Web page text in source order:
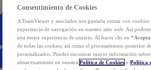
Consentimiento de Cookies
A TeamViewer y asociados nos gustaría contar con
experiencia de navegación en nuestro sitio web. Así
una mejor experiencia de usuario. Al hacer clic en
de todas las cookies, así como el procesamiento posterior
personalizados. Puedes encontrar mayor información
almacenamiento en nuestra Política de Cookies y Política